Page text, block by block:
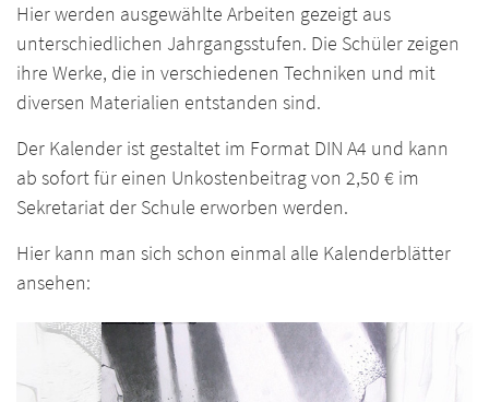
Hier werden ausgewählte Arbeiten gezeigt aus
unterschiedlichen Jahrgangsstufen. Die Schüler zeigen
ihre Werke, die in verschiedenen Techniken und mit
diversen Materialien entstanden sind.
Der Kalender ist gestaltet im Format DIN A4 und kann
ab sofort für einen Unkostenbeitrag von 2,50 € im
Sekretariat der Schule erworben werden.
Hier kann man sich schon einmal alle Kalenderblätter
ansehen: